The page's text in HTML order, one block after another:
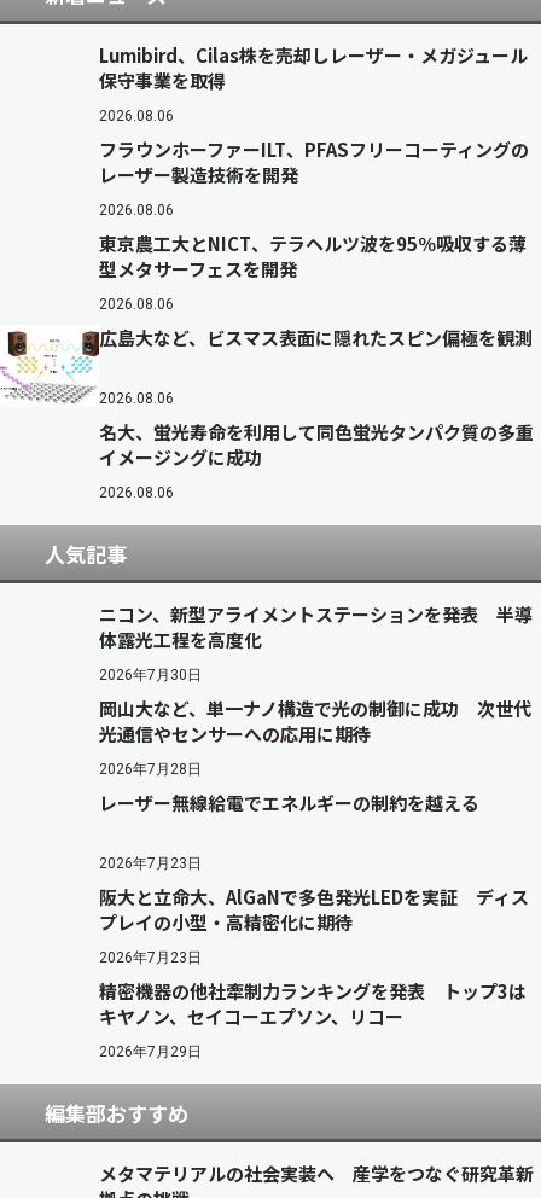
Lumibird、Cilas株を売却しレーザー・メガジュール
保守事業を取得
2026.08.06
フラウンホーファーILT、PFASフリーコーティングの
レーザー製造技術を開発
2026.08.06
東京農工大とNICT、テラヘルツ波を95％吸収する薄
型メタサーフェスを開発
2026.08.06
広島大など、ビスマス表面に隠れたスピン偏極を観測
2026.08.06
名大、蛍光寿命を利用して同色蛍光タンパク質の多重
イメージングに成功
2026.08.06
人気記事
ニコン、新型アライメントステーションを発表 半導
体露光工程を高度化
2026年7月30日
岡山大など、単一ナノ構造で光の制御に成功 次世代
光通信やセンサーへの応用に期待
2026年7月28日
レーザー無線給電でエネルギーの制約を越える
2026年7月23日
阪大と立命大、AlGaNで多色発光LEDを実証 ディス
プレイの小型・高精密化に期待
2026年7月23日
精密機器の他社牽制力ランキングを発表 トップ3は
キヤノン、セイコーエプソン、リコー
2026年7月29日
編集部おすすめ
メタマテリアルの社会実装へ 産学をつなぐ研究革新